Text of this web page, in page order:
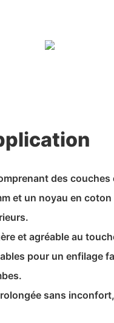
des couches
et un noyau en
et agréable au
pour un enfilage
sans